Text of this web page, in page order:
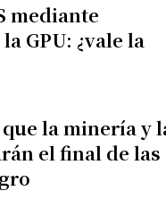
mediante
GPU: ¿vale la
la minería y
el final de las